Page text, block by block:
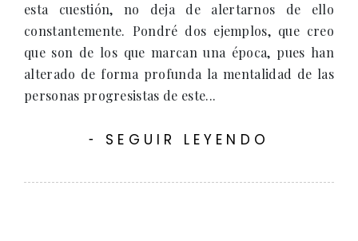
esta cuestión, no deja de alertarnos de ello
constantemente. Pondré dos ejemplos, que creo
que son de los que marcan una época, pues han
alterado de forma profunda la mentalidad de las
personas progresistas de este...
- SEGUIR LEYENDO